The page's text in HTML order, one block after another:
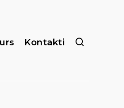
Kontakti